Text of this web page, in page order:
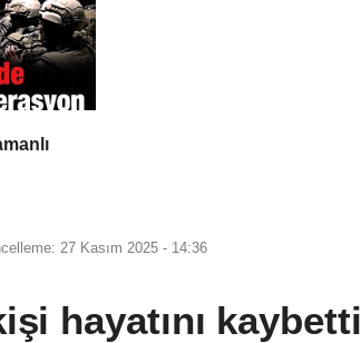
27 Kasım 2025 - 14:36
hayatını kaybetti